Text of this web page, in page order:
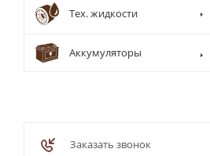
Тех. жидкости
Аккумуляторы
Заказать звонок